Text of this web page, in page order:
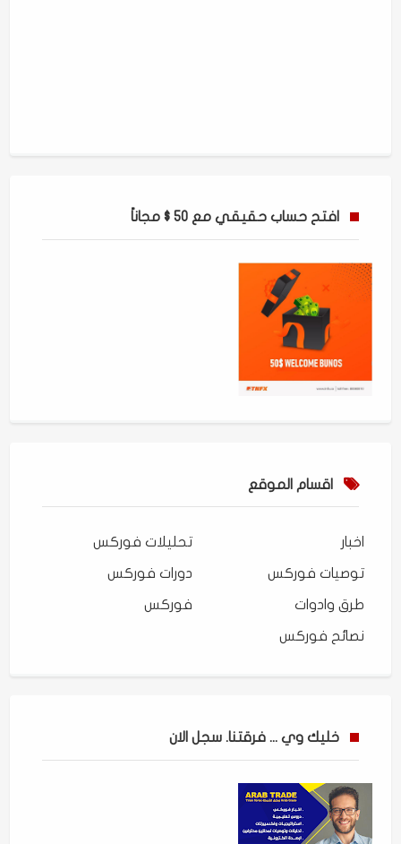
افتح حساب حقيقي مع 50 $ مجاناً
اقسام الموقع
اخبار تحليلات فوركس
توصيات فوركس دورات فوركس
طرق وادوات فوركس
نصائح فوركس
خليك وي ... فرقتنا. سجل الان